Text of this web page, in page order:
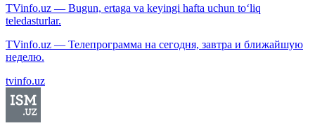
TVinfo.uz — Bugun, ertaga va keyingi hafta uchun to‘liq
teledasturlar.
TVinfo.uz — Телепрограмма на сегодня, завтра и ближайшую
неделю.
tvinfo.uz